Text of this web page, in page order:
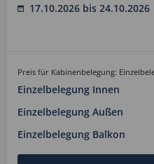
17.10.2026 bis 24.10.2026
Preis für Kabinenbelegung:
Einzelbelegung Innen
Einzelbelegung Außen
Einzelbelegung Balkon